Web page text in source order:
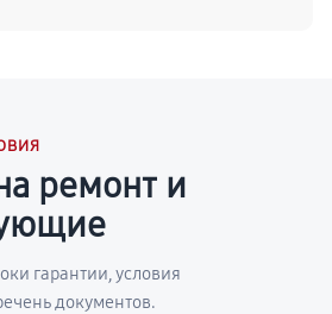
ремонт и
гарантии, условия
документов.